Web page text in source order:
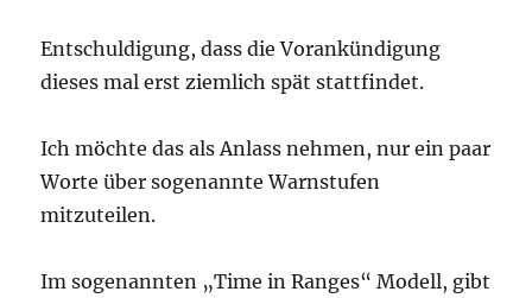
Entschuldigung, dass die Vorankündigung
dieses mal erst ziemlich spät stattfindet.
Ich möchte das als Anlass nehmen, nur ein paar
Worte über sogenannte Warnstufen
mitzuteilen.
Im sogenannten „Time in Ranges“ Modell, gibt